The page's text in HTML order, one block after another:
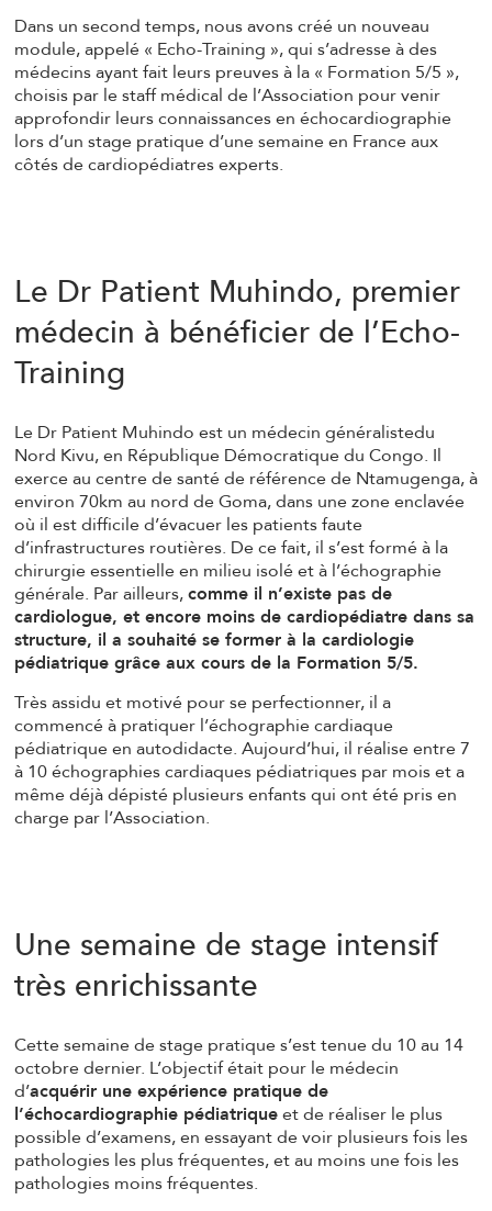
Dans un second temps, nous avons créé un nouveau
module, appelé « Echo-Training », qui s’adresse à des
médecins ayant fait leurs preuves à la « Formation 5/5 »,
choisis par le staff médical de l’Association pour venir
approfondir leurs connaissances en échocardiographie
lors d’un stage pratique d’une semaine en France aux
côtés de cardiopédiatres experts.
Le Dr Patient Muhindo, premier
médecin à bénéficier de l’Echo-
Training
Le Dr Patient Muhindo est un médecin généralistedu
Nord Kivu, en République Démocratique du Congo. Il
exerce au centre de santé de référence de Ntamugenga, à
environ 70km au nord de Goma, dans une zone enclavée
où il est difficile d’évacuer les patients faute
d’infrastructures routières. De ce fait, il s’est formé à la
chirurgie essentielle en milieu isolé et à l’échographie
générale. Par ailleurs,comme il n’existe pas de
cardiologue, et encore moins de cardiopédiatre dans sa
structure, il a souhaité se former à la cardiologie
pédiatrique grâce aux cours de la Formation 5/5.
Très assidu et motivé pour se perfectionner, il a
commencé à pratiquer l’échographie cardiaque
pédiatrique en autodidacte. Aujourd’hui, il réalise entre 7
à 10 échographies cardiaques pédiatriques par mois et a
même déjà dépisté plusieurs enfants qui ont été pris en
charge par l’Association.
Une semaine de stage intensif
très enrichissante
Cette semaine de stage pratique s’est tenue du 10 au 14
octobre dernier. L’objectif était pour le médecin
d’acquérir une expérience pratique de
l’échocardiographie pédiatriqueet de réaliser le plus
possible d’examens, en essayant de voir plusieurs fois les
pathologies les plus fréquentes, et au moins une fois les
pathologies moins fréquentes.